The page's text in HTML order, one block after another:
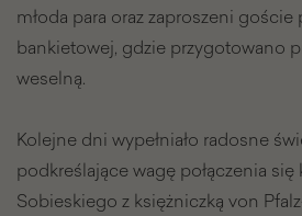
młoda para oraz zaproszeni goście
bankietowej, gdzie przygotowano
weselną.
Kolejne dni wypełniało radosne
podkreślające wagę połączenia
Sobieskiego z księżniczką von